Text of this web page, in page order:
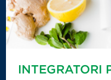
INTEGRATORI